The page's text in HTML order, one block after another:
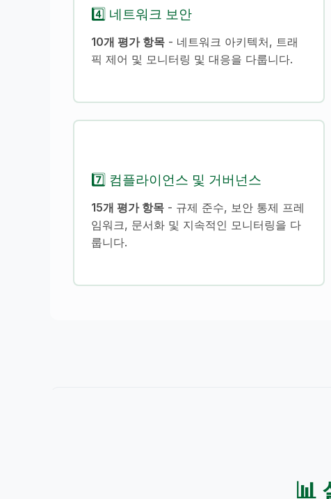
4️⃣ 네트워크 보안
10개 평가 항목 - 네트워크 아키텍처, 트래
픽 제어 및 모니터링 및 대응을 다룹니다.
7️⃣ 컴플라이언스 및 거버넌스
15개 평가 항목 - 규제 준수, 보안 통제 프레
임워크, 문서화 및 지속적인 모니터링을 다
룹니다.
📊